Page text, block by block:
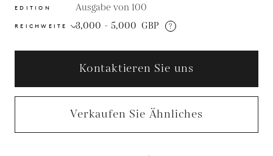
EDITION Ausgabe von 100
REICHWEITE 3,000 - 5,000 GBP ?
Kontaktieren Sie uns
Verkaufen Sie Ähnliches